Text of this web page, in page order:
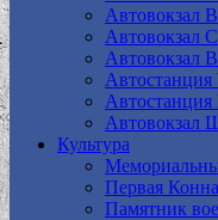
Автовокзал
Автовокзал
Автовокзал
Автостанция
Автовокзал
Культура
Первая
Памятник